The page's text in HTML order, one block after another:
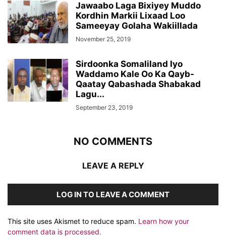
Jawaabo Laga Bixiyey Muddo
Kordhin Markii Lixaad Loo
Sameeyay Golaha Wakiillada
November 25, 2019
Sirdoonka Somaliland Iyo
Waddamo Kale Oo Ka Qayb-
Qaatay Qabashada Shabakad
Lagu...
September 23, 2019
NO COMMENTS
LEAVE A REPLY
LOG IN TO LEAVE A COMMENT
This site uses Akismet to reduce spam. Learn how your
comment data is processed.